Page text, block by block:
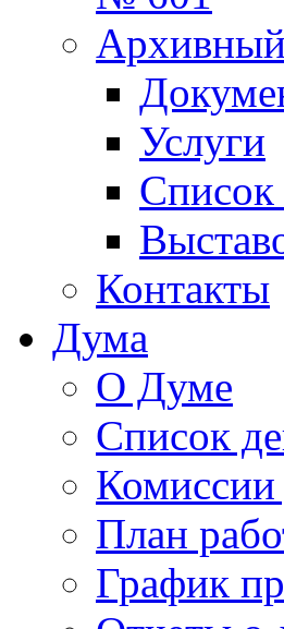
Услуги
Контакты
Дума
О Думе
Список
План
График